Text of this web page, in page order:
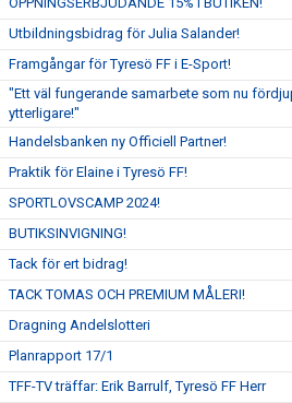
Utbildningsbidrag för Julia Salander!
Framgångar för Tyresö FF i E-Sport!
"Ett väl fungerande samarbete som nu
ytterligare!"
Handelsbanken ny Officiell Partner!
Praktik för Elaine i Tyresö FF!
SPORTLOVSCAMP 2024!
BUTIKSINVIGNING!
Tack för ert bidrag!
TACK TOMAS OCH PREMIUM MÅLERI!
Dragning Andelslotteri
Planrapport 17/1
TFF-TV träffar: Erik Barrulf, Tyresö FF Herr